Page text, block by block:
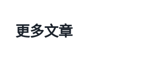
更多文章